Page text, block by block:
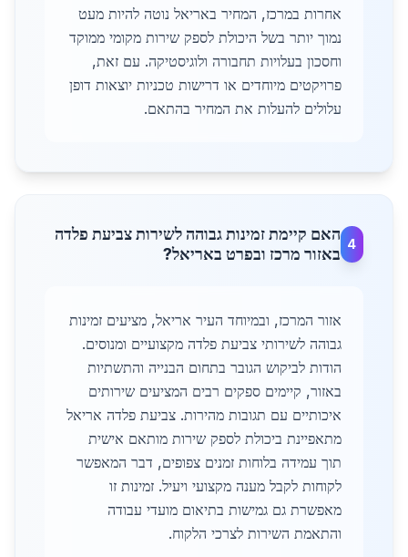
אחרות במרכז, המחיר באריאל נוטה להיות מעט
נמוך יותר בשל היכולת לספק שירות מקומי ממוקד
וחסכון בעלויות תחבורה ולוגיסטיקה. עם זאת,
פרויקטים מיוחדים או דרישות טכניות יוצאות דופן
עלולים להעלות את המחיר בהתאם.
4
האם קיימת זמינות גבוהה לשירות צביעת פלדה
באזור מרכז ובפרט באריאל?
אזור המרכז, ובמיוחד העיר אריאל, מציעים זמינות
גבוהה לשירותי צביעת פלדה מקצועיים ומנוסים.
הודות לביקוש הגובר בתחום הבנייה והתשתיות
באזור, קיימים ספקים רבים המציעים שירותים
איכותיים עם תגובות מהירות. צביעת פלדה אריאל
מתאפיינת ביכולת לספק שירות מותאם אישית
תוך עמידה בלוחות זמנים צפופים, דבר המאפשר
לקוחות לקבל מענה מקצועי ויעיל. זמינות זו
מאפשרת גם גמישות בתיאום מועדי עבודה
והתאמת השירות לצרכי הלקוח.